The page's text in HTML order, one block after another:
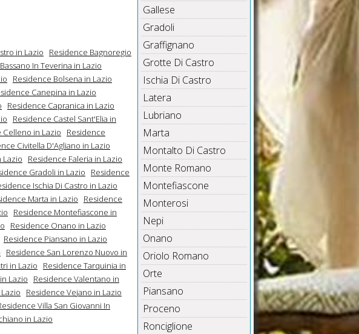
in Lazio
Residence Bagnoregio
In Teverina in Lazio
Residence Bolsena in Lazio
Canepina in Lazio
Residence Capranica in Lazio
Residence Castel Sant'Elia in
Celleno in Lazio
Residence
Civitella D'Agliano in Lazio
Lazio
Residence Faleria in Lazio
Gradoli in Lazio
Residence
Ischia Di Castro in Lazio
Marta in Lazio
Residence
Residence Montefiascone in
Residence Onano in Lazio
Residence Piansano in Lazio
Residence San Lorenzo Nuovo in
in Lazio
Residence Tarquinia in
Lazio
Residence Valentano in
Residence Vejano in Lazio
Villa San Giovanni In
in Lazio
Gallese
Gradoli
Graffignano
Grotte Di Castro
Ischia Di Castro
Latera
Lubriano
Marta
Montalto Di Castro
Monte Romano
Montefiascone
Monterosi
Nepi
Onano
Oriolo Romano
Orte
Piansano
Proceno
Ronciglione